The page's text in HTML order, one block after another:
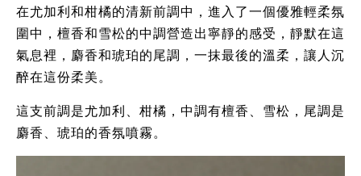
在尤加利和柑橘的清新前調中，進入了一個優雅輕柔氛
圍中，檀香和雪松的中調營造出寧靜的感受，靜默在這
氣息裡，麝香和琥珀的尾調，一抹最後的溫柔，讓人沉
醉在這份柔美。
這支前調是尤加利、柑橘，中調有檀香、雪松，尾調是
麝香、琥珀的香氛噴霧。